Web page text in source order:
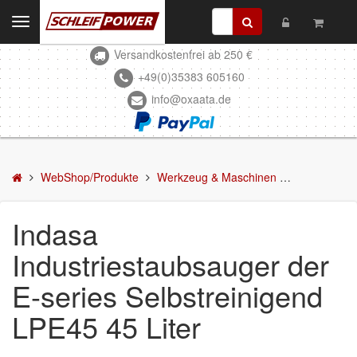
Kontakt
WebShop/Produkte
Schleifmittel
Kleben & Beschichten
Spachteln
Lackieren
Polieren
Toggle
navigation Versandkostenfrei ab 250 €
+49(0)35383 605160
info@oxaata.de
WebShop/Produkte Werkzeug & Maschinen
Indasa
Industriestaubsauger der
E-series Selbstreinigend
LPE45 45 Liter